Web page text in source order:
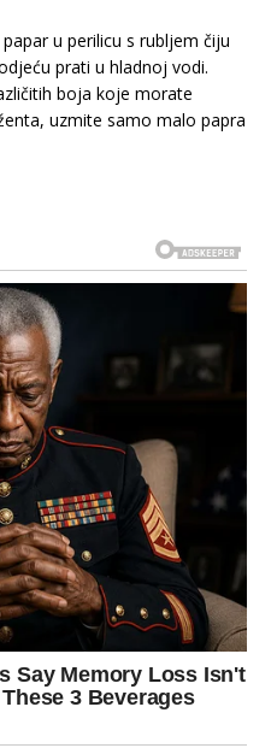
u perilicu s rubljem čiju
prati u hladnoj vodi.
boja koje morate
uzmite samo malo papra